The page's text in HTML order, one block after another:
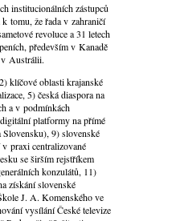
institucionálních zástupců
tomu, že řada v zahraničí
revoluce a 31 letech
především v Kanadě
v Austrálii.
klíčové oblasti krajanské
5) česká diaspora na
a v podmínkách
platformy na přímé
Slovensku), 9) slovenské
praxi centralizované
se širším rejstříkem
konzulátů, 11)
získání slovenské
J. A. Komenského ve
vysílání České televize